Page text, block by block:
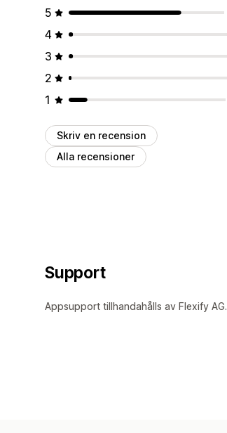
5
4
3
2
1
Skriv en recension
Alla recensioner
Support
Appsupport tillhandahålls av Flexify AG.